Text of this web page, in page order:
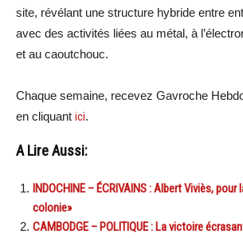
site, révélant une structure hybride entre
avec des activités liées au métal, à
et au caoutchouc.
Chaque semaine, recevez Gavroche
en cliquant ici.
A Lire Aussi:
INDOCHINE – ÉCRIVAINS : Albert Viviès,
colonie»
CAMBODGE – POLITIQUE : La victoire